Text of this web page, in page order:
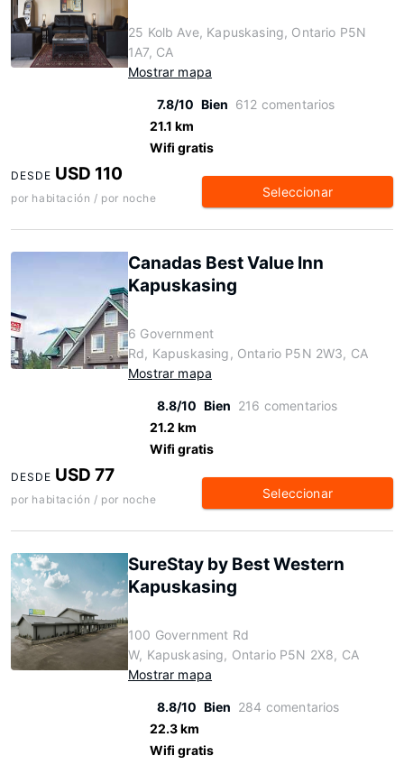
25 Kolb Ave, Kapuskasing, Ontario P5N
1A7, CA
Mostrar mapa
7.8/10 Bien 612 comentarios
21.1 km
Wifi gratis
DESDE USD 110
por habitación / por noche Seleccionar
Canadas Best Value Inn
Kapuskasing
6 Government
Rd, Kapuskasing, Ontario P5N 2W3, CA
Mostrar mapa
8.8/10 Bien 216 comentarios
21.2 km
Wifi gratis
DESDE USD 77
por habitación / por noche Seleccionar
SureStay by Best Western
Kapuskasing
100 Government Rd
W, Kapuskasing, Ontario P5N 2X8, CA
Mostrar mapa
8.8/10 Bien 284 comentarios
22.3 km
Wifi gratis